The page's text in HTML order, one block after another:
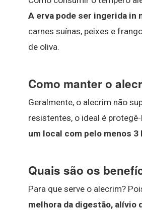
A erva pode ser ingerida in
carnes suínas, peixes e
de oliva.
Como manter o
Geralmente, o alecrim não
resistentes, o ideal é
um local com pelo menos
Quais são os
Para que serve o alecrim?
melhora da digestão, alívio